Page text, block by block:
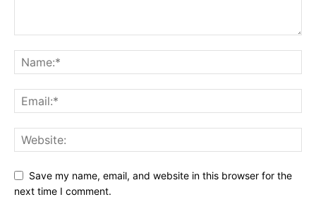
Save my name, email, and website in this browser for the
next time I comment.